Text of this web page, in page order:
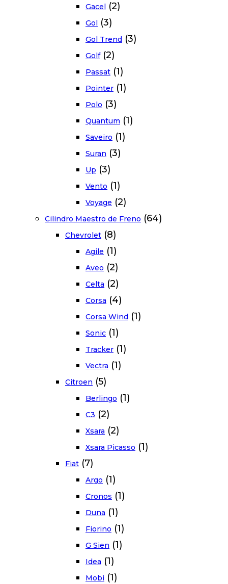
Gacel (2)
Gol (3)
Gol Trend (3)
Golf (2)
Passat (1)
Pointer (1)
Polo (3)
Quantum (1)
Saveiro (1)
Suran (3)
Up (3)
Vento (1)
Voyage (2)
Cilindro Maestro de Freno (64)
Chevrolet (8)
Agile (1)
Aveo (2)
Celta (2)
Corsa (4)
Corsa Wind (1)
Sonic (1)
Tracker (1)
Vectra (1)
Citroen (5)
Berlingo (1)
C3 (2)
Xsara (2)
Xsara Picasso (1)
Fiat (7)
Argo (1)
Cronos (1)
Duna (1)
Fiorino (1)
G Sien (1)
Idea (1)
Mobi (1)